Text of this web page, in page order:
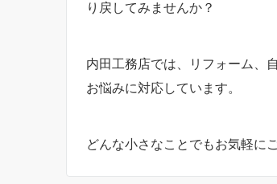
り戻してみませんか？
内田工務店では、リフォーム、
お悩みに対応しています。
どんな小さなことでもお気軽に